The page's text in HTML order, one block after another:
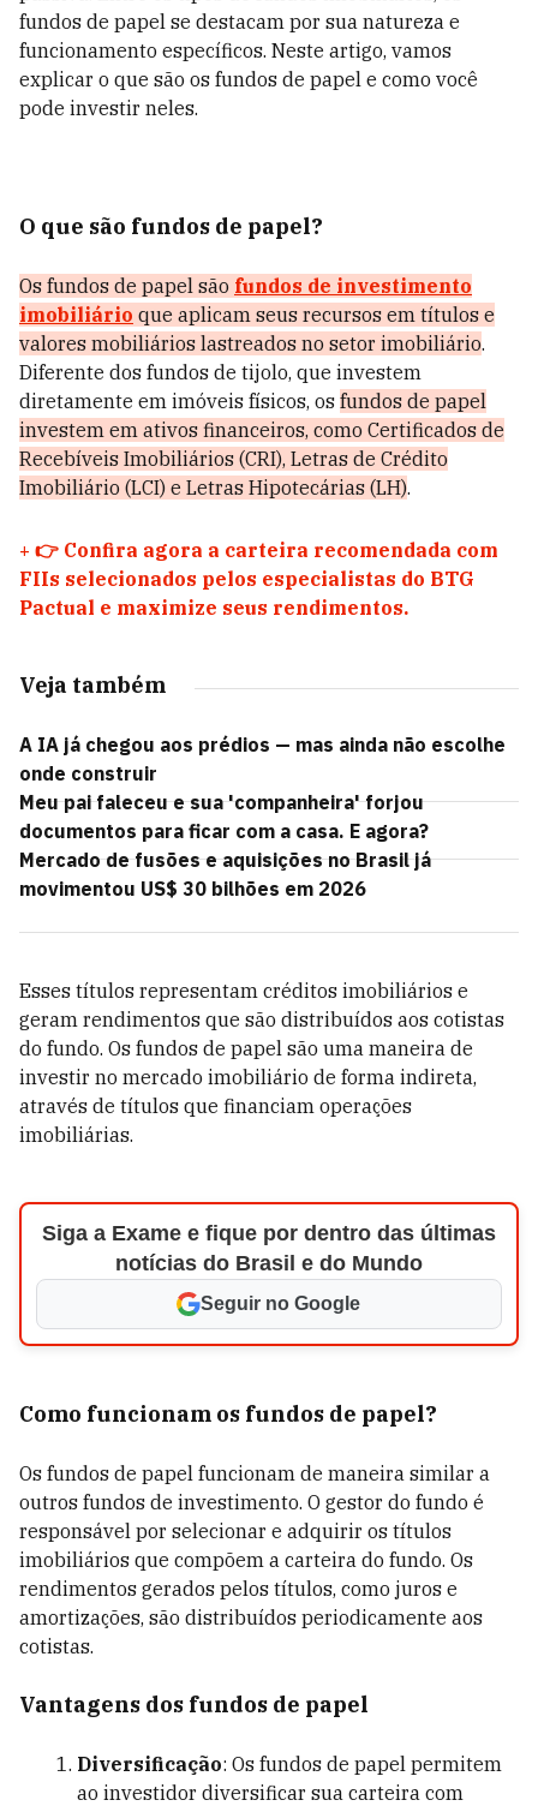
fundos de papel se destacam por sua natureza e
funcionamento específicos. Neste artigo, vamos
explicar o que são os fundos de papel e como você
pode investir neles.
O que são fundos de papel?
Os fundos de papel são fundos de investimento
imobiliário que aplicam seus recursos em títulos e
valores mobiliários lastreados no setor imobiliário.
Diferente dos fundos de tijolo, que investem
diretamente em imóveis físicos, os fundos de papel
investem em ativos financeiros, como Certificados de
Recebíveis Imobiliários (CRI), Letras de Crédito
Imobiliário (LCI) e Letras Hipotecárias (LH).
+ 👉 Confira agora a carteira recomendada com
FIIs selecionados pelos especialistas do BTG
Pactual e maximize seus rendimentos.
Veja também
A IA já chegou aos prédios — mas ainda não escolhe
onde construir
Meu pai faleceu e sua 'companheira' forjou
documentos para ficar com a casa. E agora?
Mercado de fusões e aquisições no Brasil já
movimentou US$ 30 bilhões em 2026
Esses títulos representam créditos imobiliários e
geram rendimentos que são distribuídos aos cotistas
do fundo. Os fundos de papel são uma maneira de
investir no mercado imobiliário de forma indireta,
através de títulos que financiam operações
imobiliárias.
Siga a Exame e fique por dentro das últimas
notícias do Brasil e do Mundo
Seguir no Google
Como funcionam os fundos de papel?
Os fundos de papel funcionam de maneira similar a
outros fundos de investimento. O gestor do fundo é
responsável por selecionar e adquirir os títulos
imobiliários que compõem a carteira do fundo. Os
rendimentos gerados pelos títulos, como juros e
amortizações, são distribuídos periodicamente aos
cotistas.
Vantagens dos fundos de papel
Diversificação: Os fundos de papel permitem
ao investidor diversificar sua carteira com